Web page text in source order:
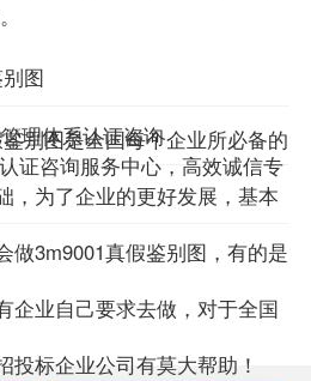
图
理体系认证咨询
证咨询服务中心，高效诚信专
别图是全国每个企业所必备的
，为了企业的更好发展，基本
做3m9001真假鉴别图，有的是
企业自己要求去做，对于全国
投标企业公司有莫大帮助！